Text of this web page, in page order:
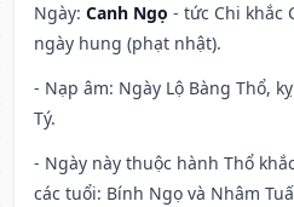
Ngày: Canh Ngọ - tức Chi khắc
ngày hung (phạt nhật).
- Nạp âm: Ngày Lộ Bàng Thổ,
Tý.
- Ngày này thuộc hành Thổ
các tuổi: Bính Ngọ và Nhâm